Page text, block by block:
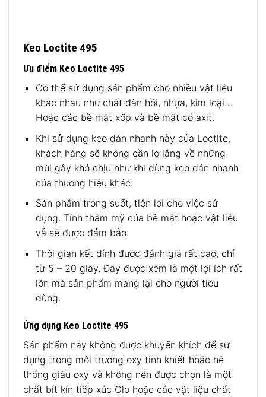
Keo Loctite 495
Ưu điểm Keo Loctite 495
Có thể sử dụng sản phẩm cho nhiều vật liệu
khác nhau như chất đàn hồi, nhựa, kim loại…
Hoặc các bề mặt xốp và bề mặt có axit.
Khi sử dụng keo dán nhanh này của Loctite,
khách hàng sẽ không cần lo lắng về những
mùi gây khó chịu như khi dùng keo dán nhanh
của thương hiệu khác.
Sản phẩm trong suốt, tiện lợi cho việc sử
dụng. Tính thẩm mỹ của bề mặt hoặc vật liệu
vẫ sẽ được đảm bảo.
Thời gian kết dính được đánh giá rất cao, chỉ
từ 5 – 20 giây. Đây được xem là một lợi ích rất
lớn mà sản phẩm mang lại cho người tiêu
dùng.
Ứng dụng Keo Loctite 495
Sản phẩm này không được khuyến khích để sử
dụng trong môi trường oxy tinh khiết hoặc hệ
thống giàu oxy và không nên được chọn là một
chất bít kín tiếp xúc Clo hoặc các vật liệu chất